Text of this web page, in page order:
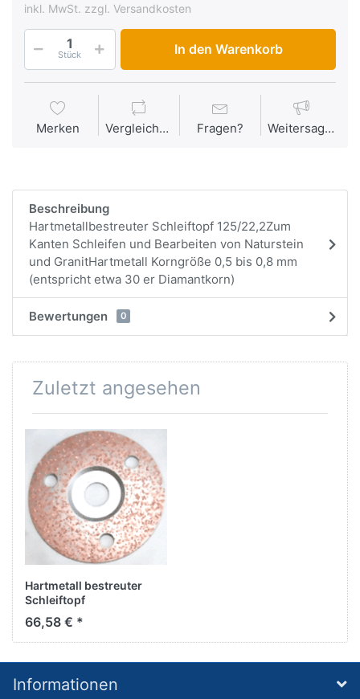
inkl. MwSt. zzgl. Versandkosten
Stück In den Warenkorb
Merken Vergleichen Fragen? Weitersagen
Beschreibung
Hartmetallbestreuter Schleiftopf 125/22,2Zum
Kanten Schleifen und Bearbeiten von Naturstein
und GranitHartmetall Korngröße 0,5 bis 0,8 mm
(entspricht etwa 30 er Diamantkorn)
Bewertungen 0
Zuletzt angesehen
Hartmetall bestreuter
Schleiftopf
D125/d22,2mm 0,5 bis
0,8 orn
66,58 € *
Informationen